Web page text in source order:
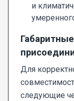
и
Для
следующие